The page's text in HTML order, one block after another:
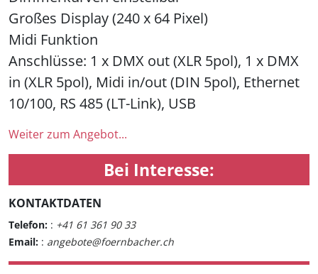
Großes Display (240 x 64 Pixel)
Midi Funktion
Anschlüsse: 1 x DMX out (XLR 5pol), 1 x DMX
in (XLR 5pol), Midi in/out (DIN 5pol), Ethernet
10/100, RS 485 (LT-Link), USB
Weiter zum Angebot...
Bei Interesse:
KONTAKTDATEN
Telefon: : +41 61 361 90 33
Email: : angebote@foernbacher.ch